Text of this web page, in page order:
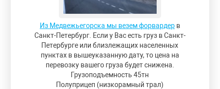
Из Медвежьегорска мы везем форвардерв
Санкт-Петербург. Если у Вас есть груз в Санкт-
Петербурге или близлежащих населенных
пунктах в вышеуказанную дату, то цена на
перевозку вашего груза будет снижена.
Грузоподъемность 45тн
Полуприцеп (низкорамный трал)